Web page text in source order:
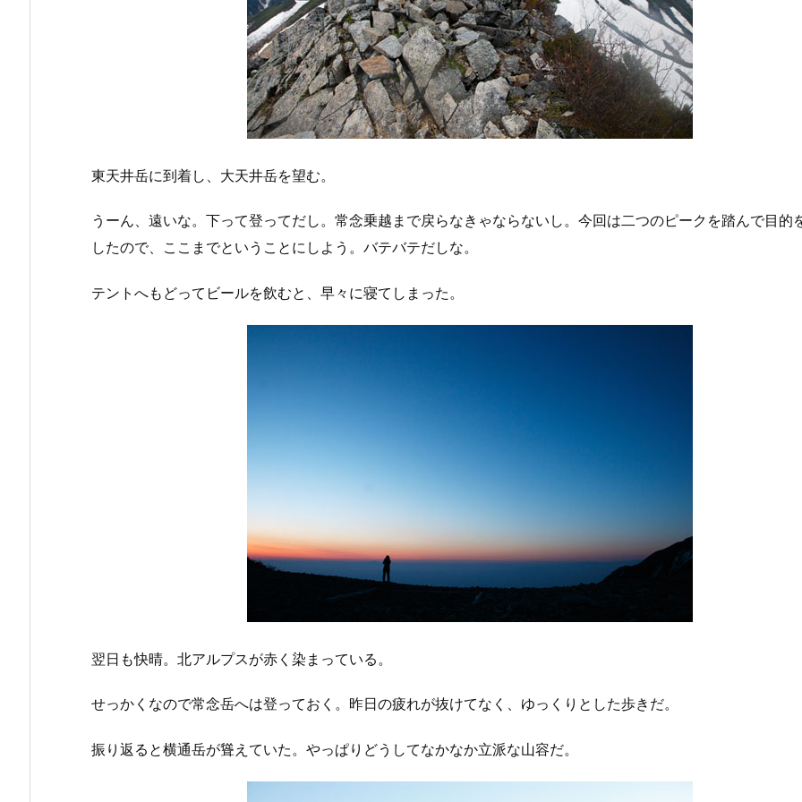
東天井岳に到着し、大天井岳を望む。
うーん、遠いな。下って登ってだし。常念乗越まで戻らなきゃならないし。今回は二つのピークを踏んで目的
したので、ここまでということにしよう。バテバテだしな。
テントへもどってビールを飲むと、早々に寝てしまった。
翌日も快晴。北アルプスが赤く染まっている。
せっかくなので常念岳へは登っておく。昨日の疲れが抜けてなく、ゆっくりとした歩きだ。
振り返ると横通岳が聳えていた。やっぱりどうしてなかなか立派な山容だ。